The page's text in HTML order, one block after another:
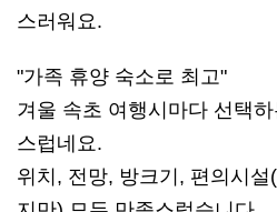
스러워요.
"가족 휴양 숙소로 최고"
겨울 속초 여행시마다 선택
스럽네요.
위치, 전망, 방크기, 편의시